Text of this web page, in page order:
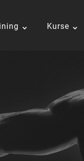
Kurse